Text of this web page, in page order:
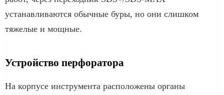
устанавливаются обычные буры, но они слишком
тяжелые и мощные.
Устройство перфоратора
На корпусе инструмента расположены органы